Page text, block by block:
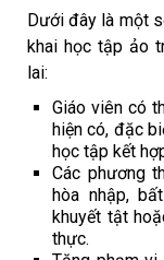
Dưới đây là một
khai học tập ảo
lai:
Giáo viên có
hiện có, đặc
học tập kết
Các phương
hòa nhập,
khuyết tật
thực.